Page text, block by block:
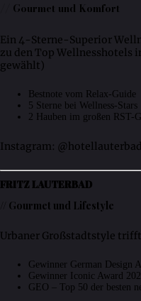
// Gourmet und Komfort
Ein 4-Sterne-Superior
zu den Top Wellnesshotels
gewählt)
Bestnote vom Relax-Guide
5 Sterne bei Wellness-Stars
2 Hauben im großen RST-
Instagram: @hotellauterbad
FRITZ LAUTERBAD
// Gourmet und Lifestyle
Urbaner Großstadtstyle trifft
Gewinner German Design
Gewinner Iconic Award 2021
GEO – Top 50 der besten